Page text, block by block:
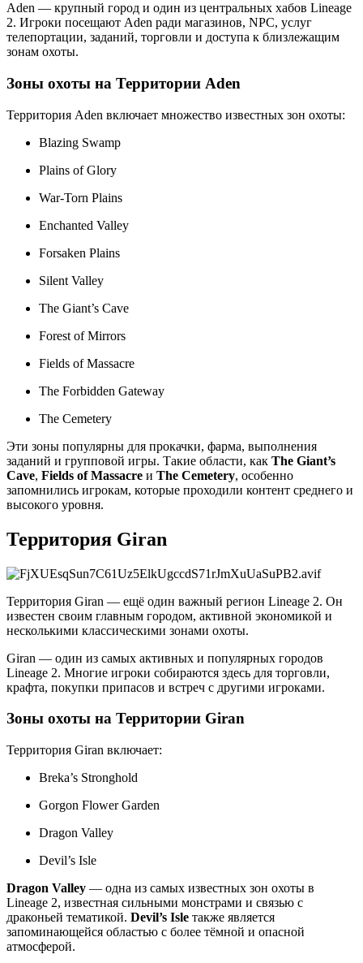
Aden — крупный город и один из центральных хабов Lineage
2. Игроки посещают Aden ради магазинов, NPC, услуг
телепортации, заданий, торговли и доступа к близлежащим
зонам охоты.
Зоны охоты на Территории Aden
Территория Aden включает множество известных зон охоты:
Blazing Swamp
Plains of Glory
War-Torn Plains
Enchanted Valley
Forsaken Plains
Silent Valley
The Giant’s Cave
Forest of Mirrors
Fields of Massacre
The Forbidden Gateway
The Cemetery
Эти зоны популярны для прокачки, фарма, выполнения
заданий и групповой игры. Такие области, как The Giant’s
Cave, Fields of Massacre и The Cemetery, особенно
запомнились игрокам, которые проходили контент среднего и
высокого уровня.
Территория Giran
Территория Giran — ещё один важный регион Lineage 2. Он
известен своим главным городом, активной экономикой и
несколькими классическими зонами охоты.
Giran — один из самых активных и популярных городов
Lineage 2. Многие игроки собираются здесь для торговли,
крафта, покупки припасов и встреч с другими игроками.
Зоны охоты на Территории Giran
Территория Giran включает:
Breka’s Stronghold
Gorgon Flower Garden
Dragon Valley
Devil’s Isle
Dragon Valley — одна из самых известных зон охоты в
Lineage 2, известная сильными монстрами и связью с
драконьей тематикой. Devil’s Isle также является
запоминающейся областью с более тёмной и опасной
атмосферой.